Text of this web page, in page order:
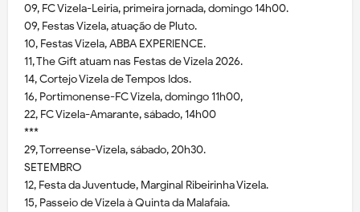
09, FC Vizela-Leiria, primeira jornada, domingo 14h00.
09, Festas Vizela, atuação de Pluto.
10, Festas Vizela, ABBA EXPERIENCE.
11, The Gift atuam nas Festas de Vizela 2026.
14, Cortejo Vizela de Tempos Idos.
16, Portimonense-FC Vizela, domingo 11h00,
22, FC Vizela-Amarante, sábado, 14h00
***
29, Torreense-Vizela, sábado, 20h30.
SETEMBRO
12, Festa da Juventude, Marginal Ribeirinha Vizela.
15, Passeio de Vizela à Quinta da Malafaia.